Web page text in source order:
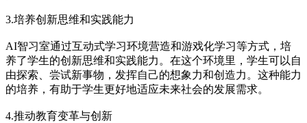
3.培养创新思维和实践能力
AI智习室通过互动式学习环境营造和游戏化学习等方式，培
养了学生的创新思维和实践能力。在这个环境里，学生可以自
由探索、尝试新事物，发挥自己的想象力和创造力。这种能力
的培养，有助于学生更好地适应未来社会的发展需求。
4.推动教育变革与创新